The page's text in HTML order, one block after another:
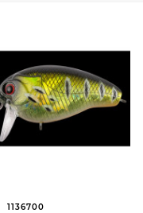
1136700